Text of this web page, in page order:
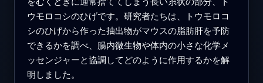
ウモロコシのひげです。研究者たちは、トウモロコ
シのひげから作った抽出物がマウスの脂肪肝を予防
できるかを調べ、腸内微生物や体内の小さな化学メ
ッセンジャーと協調してどのように作用するかを解
明しました。